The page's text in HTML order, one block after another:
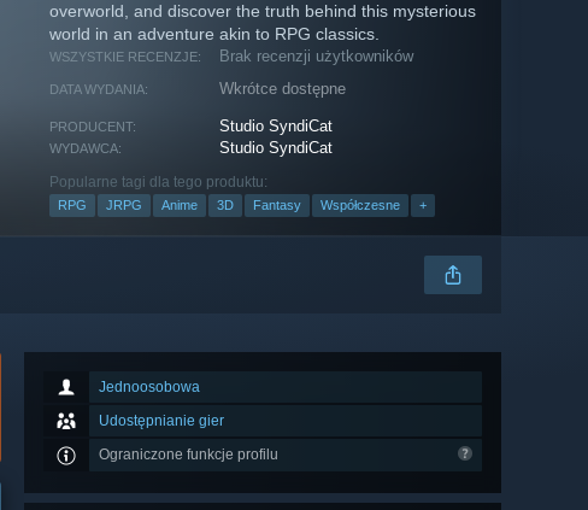
overworld, and discover the truth behind this mysterious
world in an adventure akin to RPG classics.
WSZYSTKIE RECENZJE: Brak recenzji użytkowników
DATA WYDANIA: Wkrótce dostępne
PRODUCENT: Studio SyndiCat
WYDAWCA: Studio SyndiCat
Popularne tagi dla tego produktu:
RPG JRPG Anime 3D Fantasy Współczesne +
Jednoosobowa
Udostępnianie gier
Ograniczone funkcje profilu